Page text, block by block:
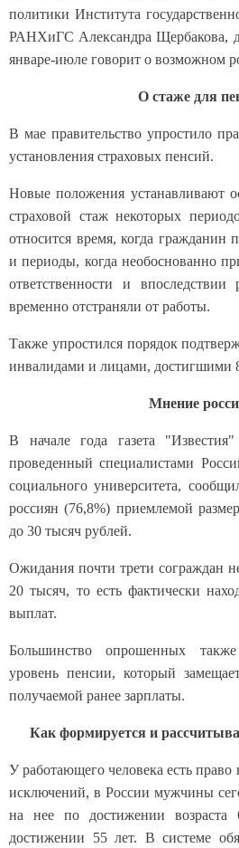
политики Института
РАНХиГС Александра Щербакова,
январе-июле говорит о возможном
О стаже для
В мае правительство упростило
установления страховых пенсий.
Новые положения устанавливают
страховой стаж некоторых
относится время, когда гражданин
и периоды, когда необоснованно
ответственности и впоследствии
временно отстраняли от работы.
Также упростился порядок
инвалидами и лицами, достигшими
Мнение
В начале года газета
проведенный специалистами
социального университета,
россиян (76,8%) приемлемой
до 30 тысяч рублей.
Ожидания почти трети сограждан
20 тысяч, то есть фактически
выплат.
Большинство опрошенных
уровень пенсии, который
получаемой ранее зарплаты.
Как формируется и
У работающего человека есть
исключений, в России мужчины
на нее по достижении
достижении 55 лет. В системе